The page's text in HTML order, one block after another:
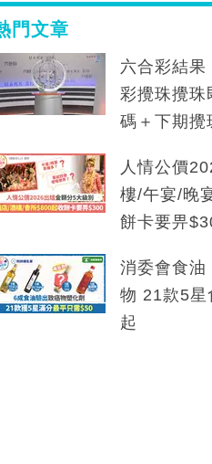
門文章
六合彩結果
彩攪珠攪珠
碼＋下期攪
人情公價
樓/午宴/晚
餅卡要畀
消委會食油
物 21款5星
起